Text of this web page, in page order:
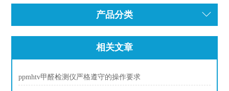
产品分类
相关文章
ppmhtv甲醛检测仪严格遵守的操作要求